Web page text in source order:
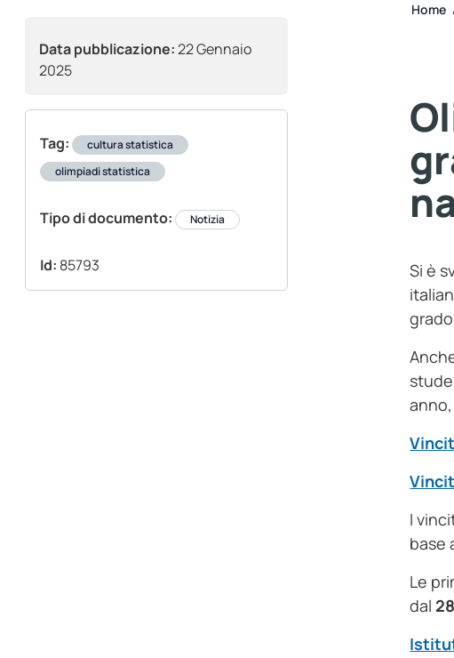
Data pubblicazione:22 Gennaio
2025
Tag:
cultura statistica
olimpiadi statistica
Tipo di documento: Notizia
Id: 85793
Home
Si è
I
base
Le
dal